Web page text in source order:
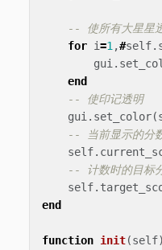
-- 使所有大星星
for i=1 ,#self.
gui .
end
-- 使印记透明
gui . set_color(
-- 当前显示的分
self.
-- 计数时的目标
self.
end
function init(self)